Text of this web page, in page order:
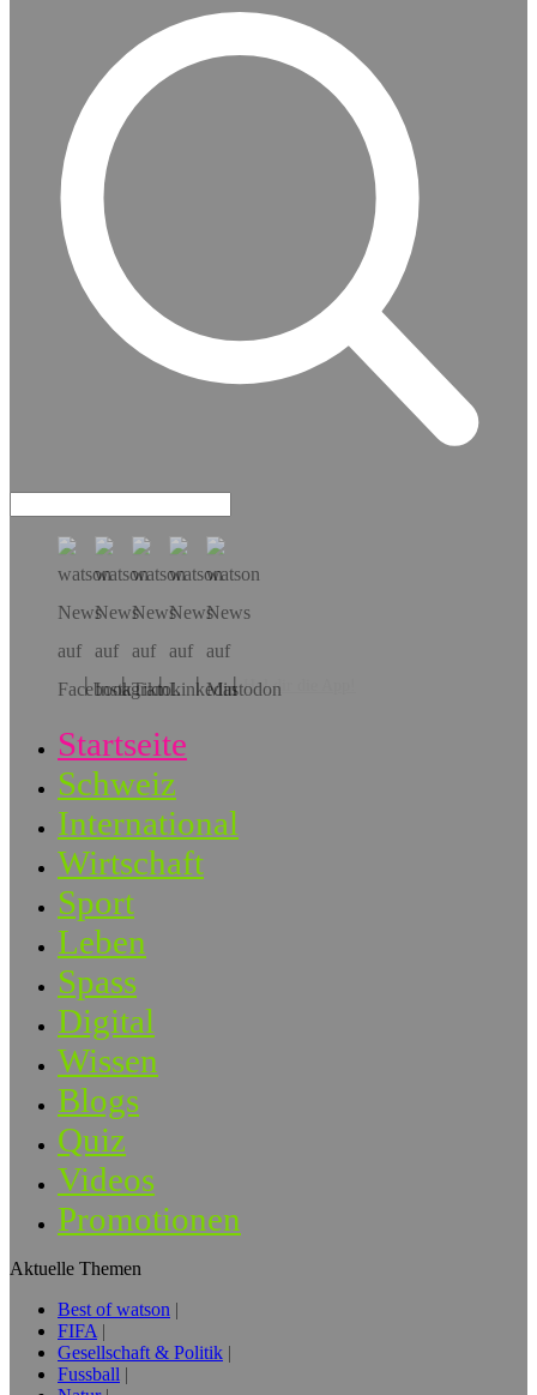
Hol dir die App!
Startseite
Schweiz
International
Wirtschaft
Sport
Leben
Spass
Digital
Wissen
Blogs
Quiz
Videos
Promotionen
Aktuelle Themen
Best of watson
FIFA
Gesellschaft & Politik
Fussball